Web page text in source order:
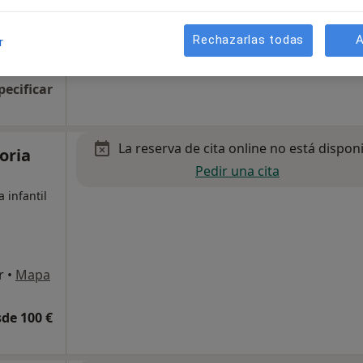
infantil
• Mapa
100 €
La reserva de cita online no está
Pedir una cita
Rechazarlas todas